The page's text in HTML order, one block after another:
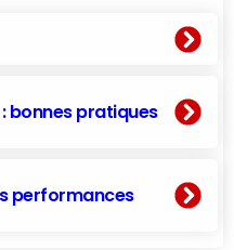
bonnes pratiques
performances